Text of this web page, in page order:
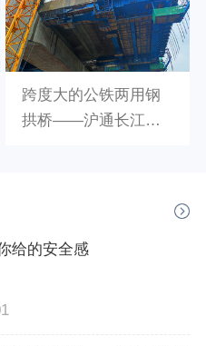
跨度大的公铁两用钢
拱桥——沪通长江大
给的安全感